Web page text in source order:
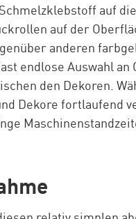
auf
auf der
anderen
endlose Auswahl
den Dekoren.
Dekore fortlaufend